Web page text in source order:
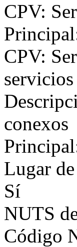
CPV:
CPV:
conexos
Lugar
Sí
NUTS
Código